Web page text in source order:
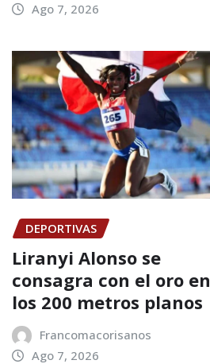
Ago 7, 2026
DEPORTIVAS
Liranyi Alonso se
consagra con el oro en
los 200 metros planos
Francomacorisanos
Ago 7, 2026